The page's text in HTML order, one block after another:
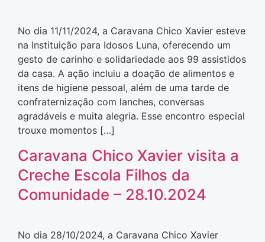
No dia 11/11/2024, a Caravana Chico Xavier esteve
na Instituição para Idosos Luna, oferecendo um
gesto de carinho e solidariedade aos 99 assistidos
da casa. A ação incluiu a doação de alimentos e
itens de higiene pessoal, além de uma tarde de
confraternização com lanches, conversas
agradáveis e muita alegria. Esse encontro especial
trouxe momentos […]
Caravana Chico Xavier visita a
Creche Escola Filhos da
Comunidade – 28.10.2024
No dia 28/10/2024, a Caravana Chico Xavier